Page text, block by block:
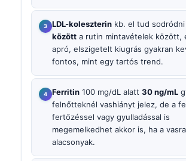
LDL-koleszterin kb. el tud sodródni
között a rutin mintavételek között,
apró, elszigetelt kiugrás gyakran
fontos, mint egy tartós trend.
Ferritin 100 mg/dL alatt 30 ng/mL
felnőtteknél vashiányt jelez, de a
fertőzéssel vagy gyulladással is
megemelkedhet akkor is, ha a
alacsonyak.